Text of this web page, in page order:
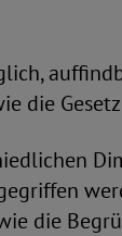
die
die